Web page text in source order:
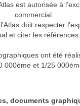
est autorisée à
commercial.
doit respecter
et citer les références.
ont été
000ème et 1/25
documents